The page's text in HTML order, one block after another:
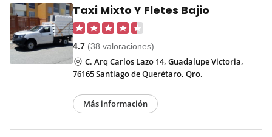
Taxi Mixto Y Fletes Bajio
4.7 (38 valoraciones)
C. Arq Carlos Lazo 14, Guadalupe Victoria,
76165 Santiago de Querétaro, Qro.
Más información